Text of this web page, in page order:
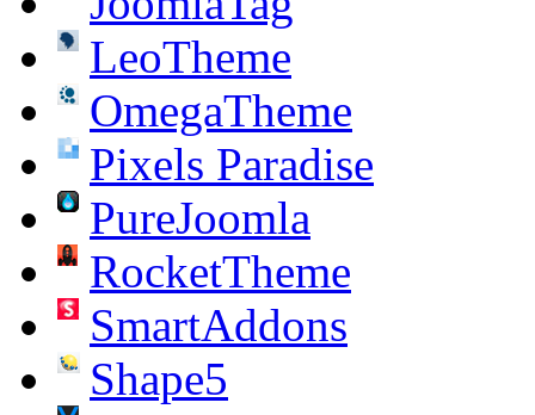
LeoTheme
OmegaTheme
Pixels Paradise
PureJoomla
RocketTheme
SmartAddons
Shape5